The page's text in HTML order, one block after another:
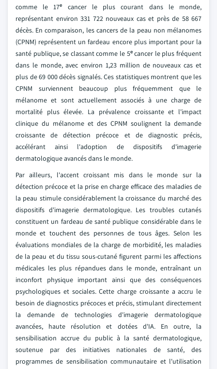
comme le 17ᵉ cancer le plus courant dans le monde,
représentant environ 331 722 nouveaux cas et près de 58 667
décès. En comparaison, les cancers de la peau non mélanomes
(CPNM) représentent un fardeau encore plus important pour la
santé publique, se classant comme le 5ᵉ cancer le plus fréquent
dans le monde, avec environ 1,23 million de nouveaux cas et
plus de 69 000 décès signalés. Ces statistiques montrent que les
CPNM surviennent beaucoup plus fréquemment que le
mélanome et sont actuellement associés à une charge de
mortalité plus élevée. La prévalence croissante et l'impact
clinique du mélanome et des CPNM soulignent la demande
croissante de détection précoce et de diagnostic précis,
accélérant ainsi l'adoption de dispositifs d'imagerie
dermatologique avancés dans le monde.
Par ailleurs, l'accent croissant mis dans le monde sur la
détection précoce et la prise en charge efficace des maladies de
la peau stimule considérablement la croissance du marché des
dispositifs d'imagerie dermatologique. Les troubles cutanés
constituent un fardeau de santé publique considérable dans le
monde et touchent des personnes de tous âges. Selon les
évaluations mondiales de la charge de morbidité, les maladies
de la peau et du tissu sous-cutané figurent parmi les affections
médicales les plus répandues dans le monde, entraînant un
inconfort physique important ainsi que des conséquences
psychologiques et sociales. Cette charge croissante a accru le
besoin de diagnostics précoces et précis, stimulant directement
la demande de technologies d'imagerie dermatologique
avancées, haute résolution et dotées d'IA. En outre, la
sensibilisation accrue du public à la santé dermatologique,
soutenue par des initiatives nationales de santé, des
programmes de sensibilisation communautaire et l'utilisation